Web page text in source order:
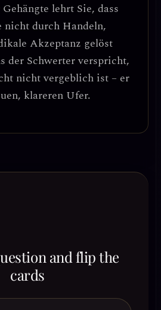
lehrt Sie, dass
nicht durch Handeln,
Akzeptanz gelöst
der Schwerter verspricht,
nicht vergeblich ist – er
klareren Ufer.
and flip the
cards